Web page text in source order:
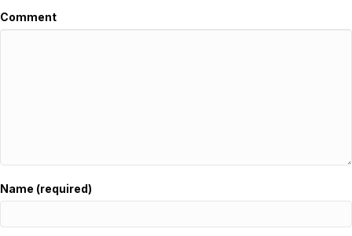
Comment
Name (required)